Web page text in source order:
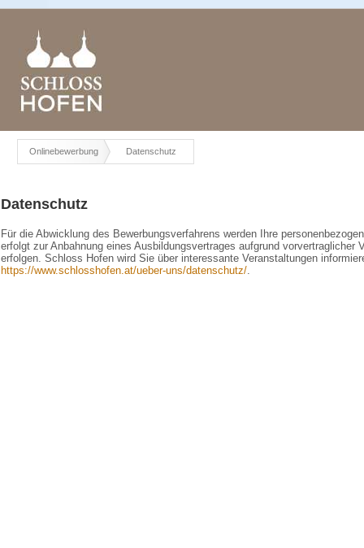
Onlinebewerbung Datenschutz
Datenschutz
Für die Abwicklung des Bewerbungsverfahrens werden Ihre
erfolgt zur Anbahnung eines Ausbildungsvertrages aufgrund
erfolgen. Schloss Hofen wird Sie über interessante Veranstaltungen
https://www.schlosshofen.at/ueber-uns/datenschutz/.